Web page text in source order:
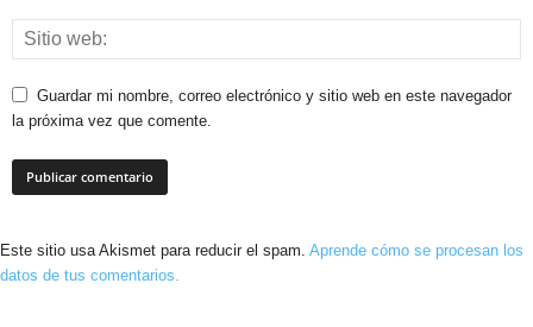
Guardar mi nombre, correo electrónico y sitio web en este navegador
la próxima vez que comente.
Este sitio usa Akismet para reducir el spam. Aprende cómo se procesan los
datos de tus comentarios.